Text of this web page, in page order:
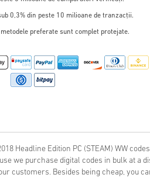
0,3% din peste 10 milioane de tranzacții.
preferate sunt complet protejate.
Headline Edition PC (STEAM) WW
we purchase digital codes in bulk at a
customers. Besides being cheap, you